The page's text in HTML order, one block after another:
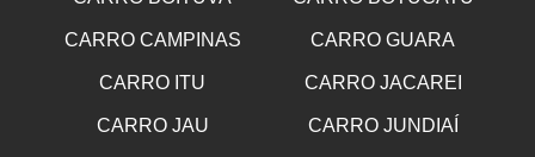
CARRO CAMPINAS CARRO GUARA
CARRO ITU CARRO JACAREI
CARRO JAU CARRO JUNDIAÍ